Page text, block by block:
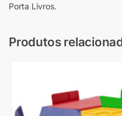
Porta Livros.
Produtos